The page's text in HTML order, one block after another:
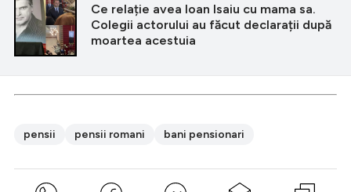
Ce relație avea Ioan Isaiu cu mama sa.
Colegii actorului au făcut declarații după
moartea acestuia
pensii pensii romani bani pensionari